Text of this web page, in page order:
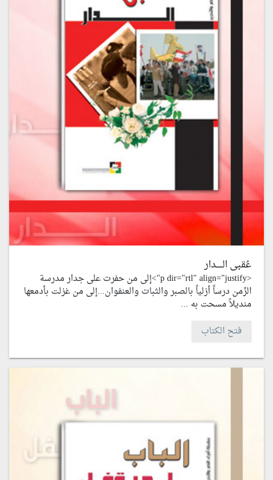
عُقبى الـــــدار
<p dir="rtl" align="justify">إلى من حفرت على جدار مدرسة
الزّمن درساً أزلياً بالصبر والثبات والعنفوان...إلى من غزلت بأدمعها
منديلاً مسحت به ...
فتح الكتاب